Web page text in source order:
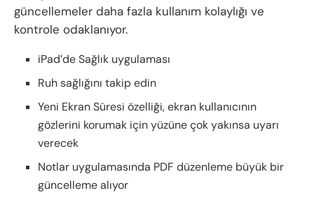
güncellemeler daha fazla kullanım kolaylığı ve
kontrole odaklanıyor.
iPad’de Sağlık uygulaması
Ruh sağlığını takip edin
Yeni Ekran Süresi özelliği, ekran kullanıcının
gözlerini korumak için yüzüne çok yakınsa uyarı
verecek
Notlar uygulamasında PDF düzenleme büyük bir
güncelleme alıyor